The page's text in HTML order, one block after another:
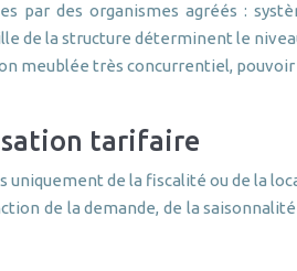
des organismes agréés :
de la structure déterminent le
meublée très concurrentiel,
tarifaire
de la fiscalité ou de la
de la demande, de la